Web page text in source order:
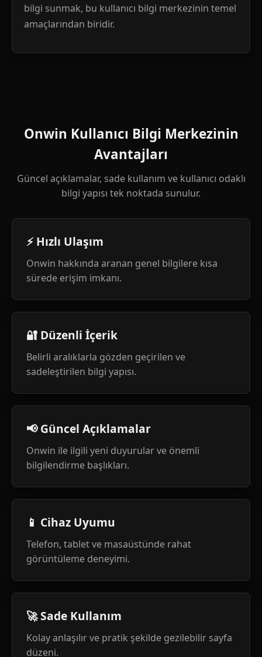
bilgi sunmak, bu kullanıcı bilgi merkezinin temel
amaçlarından biridir.
Onwin Kullanıcı Bilgi Merkezinin
Avantajları
Güncel açıklamalar, sade kullanım ve kullanıcı odaklı
bilgi yapısı tek noktada sunulur.
⚡ Hızlı Ulaşım
Onwin hakkında aranan genel bilgilere kısa
sürede erişim imkanı.
🔐 Düzenli İçerik
Belirli aralıklarla gözden geçirilen ve
sadeleştirilen bilgi yapısı.
📢 Güncel Açıklamalar
Onwin ile ilgili yeni duyurular ve önemli
bilgilendirme başlıkları.
📱 Cihaz Uyumu
Telefon, tablet ve masaüstünde rahat
görüntüleme deneyimi.
🚀 Sade Kullanım
Kolay anlaşılır ve pratik şekilde gezilebilir sayfa
düzeni.